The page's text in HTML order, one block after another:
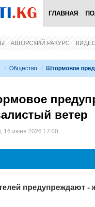
ГЛАВНАЯ
АВТОРСКИЙ РАКУРС
/ Общество / Штормовое
ветер
16 июня 2026 17:00
предупреждают -